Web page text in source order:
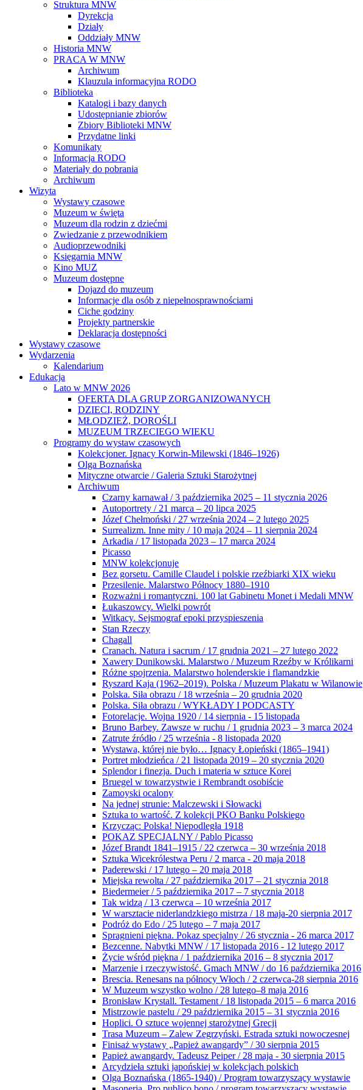
Struktura MNW
Dyrekcja
Działy
Oddziały MNW
Historia MNW
PRACA W MNW
Archiwum
Klauzula informacyjna RODO
Biblioteka
Katalogi i bazy danych
Udostępnianie zbiorów
Zbiory Biblioteki MNW
Przydatne linki
Komunikaty
Informacja RODO
Materiały do pobrania
Archiwum
Wizyta
Wystawy czasowe
Muzeum w święta
Muzeum dla rodzin z dziećmi
Zwiedzanie z przewodnikiem
Audioprzewodniki
Księgarnia MNW
Kino MUZ
Muzeum dostępne
Dojazd do muzeum
Informacje dla osób z niepełnosprawnościami
Ciche godziny
Projekty partnerskie
Deklaracja dostępności
Wystawy czasowe
Wydarzenia
Kalendarium
Edukacja
Lato w MNW 2026
OFERTA DLA GRUP ZORGANIZOWANYCH
DZIECI, RODZINY
MŁODZIEŻ, DOROŚLI
MUZEUM TRZECIEGO WIEKU
Programy do wystaw czasowych
Kolekcjoner. Ignacy Korwin-Milewski (1846–1926)
Olga Boznańska
Mityczne otwarcie / Galeria Sztuki Starożytnej
Archiwum
Czarny karnawał / 3 października 2025 – 11 stycznia 2026
Autoportrety / 21 marca – 20 lipca 2025
Józef Chełmoński / 27 września 2024 – 2 lutego 2025
Surrealizm. Inne mity / 10 maja 2024 – 11 sierpnia 2024
Arkadia / 17 listopada 2023 – 17 marca 2024
Picasso
MNW kolekcjonuje
Bez gorsetu. Camille Claudel i polskie rzeźbiarki XIX wieku
Przesilenie. Malarstwo Północy 1880–1910
Rozważni i romantyczni. 100 lat Gabinetu Monet i Medali MNW
Łukaszowcy. Wielki powrót
Witkacy. Sejsmograf epoki przyspieszenia
Stan Rzeczy
Chagall
Cranach. Natura i sacrum / 17 grudnia 2021 – 27 lutego 2022
Xawery Dunikowski. Malarstwo / Muzeum Rzeźby w Królikarni
Różne spojrzenia. Malarstwo holenderskie i flamandzkie
Ryszard Kaja (1962–2019). Polska / Muzeum Plakatu w Wilanowie
Polska. Siła obrazu / 18 września – 20 grudnia 2020
Polska. Siła obrazu / WYKŁADY I PODCASTY
Fotorelacje. Wojna 1920 / 14 sierpnia - 15 listopada
Bruno Barbey. Zawsze w ruchu / 1 grudnia 2023 – 3 marca 2024
Zatrute źródło / 25 września - 8 listopada 2020
Wystawa, której nie było… Ignacy Łopieński (1865–1941)
Portret młodzieńca / 21 listopada 2019 – 20 stycznia 2020
Splendor i finezja. Duch i materia w sztuce Korei
Bruegel w towarzystwie i Rembrandt osobiście
Zamoyski ocalony
Na jednej strunie: Malczewski i Słowacki
Sztuka to wartość. Z kolekcji PKO Banku Polskiego
Krzycząc: Polska! Niepodległa 1918
POKAZ SPECJALNY / Pablo Picasso
Józef Brandt 1841–1915 / 22 czerwca – 30 września 2018
Sztuka Wicekrólestwa Peru / 2 marca - 20 maja 2018
Paderewski / 17 lutego – 20 maja 2018
Miejska rewolta / 27 października 2017 – 21 stycznia 2018
Biedermeier / 5 października 2017 – 7 stycznia 2018
Tak widzą / 13 czerwca – 10 września 2017
W warsztacie niderlandzkiego mistrza / 18 maja-20 sierpnia 2017
Podróż do Edo / 25 lutego – 7 maja 2017
Spragnieni piękna. Pokaz specjalny / 26 stycznia - 26 marca 2017
Bezcenne. Nabytki MNW / 17 listopada 2016 - 12 lutego 2017
Życie wśród piękna / 1 października 2016 – 8 stycznia 2017
Marzenie i rzeczywistość. Gmach MNW / do 16 października 2016
Brescia. Renesans na północy Włoch / 2 czerwca-28 sierpnia 2016
W Muzeum wszystko wolno / 28 lutego–8 maja 2016
Bronisław Krystall. Testament / 18 listopada 2015 – 6 marca 2016
Mistrzowie pastelu / 29 października 2015 – 31 stycznia 2016
Hoplici. O sztuce wojennej starożytnej Grecji
Trasa Muzeum – Zalew Zegrzyński. Estrada sztuki nowoczesnej
Finisaż wystawy „Papież awangardy” / 30 sierpnia 2015
Papież awangardy. Tadeusz Peiper / 28 maja - 30 sierpnia 2015
Arcydzieła sztuki japońskiej w kolekcjach polskich
Olga Boznańska (1865-1940) / Program towarzyszący wystawie